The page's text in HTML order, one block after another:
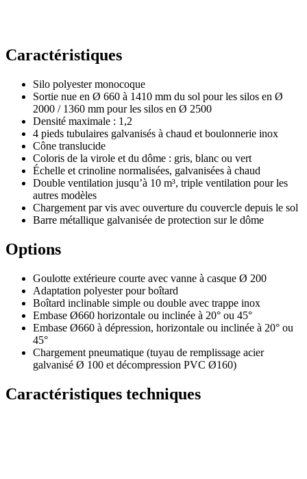
Caractéristiques
Silo polyester monocoque
Sortie nue en Ø 660 à 1410 mm du sol pour les silos en Ø
2000 / 1360 mm pour les silos en Ø 2500
Densité maximale : 1,2
4 pieds tubulaires galvanisés à chaud et boulonnerie inox
Cône translucide
Coloris de la virole et du dôme : gris, blanc ou vert
Échelle et crinoline normalisées, galvanisées à chaud
Double ventilation jusqu’à 10 m³, triple ventilation pour les
autres modèles
Chargement par vis avec ouverture du couvercle depuis le sol
Barre métallique galvanisée de protection sur le dôme
Options
Goulotte extérieure courte avec vanne à casque Ø 200
Adaptation polyester pour boîtard
Boîtard inclinable simple ou double avec trappe inox
Embase Ø660 horizontale ou inclinée à 20° ou 45°
Embase Ø660 à dépression, horizontale ou inclinée à 20° ou
45°
Chargement pneumatique (tuyau de remplissage acier
galvanisé Ø 100 et décompression PVC Ø160)
Caractéristiques techniques